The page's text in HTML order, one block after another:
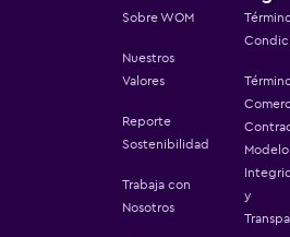
experiencia iPhone.
Sobre WOM
Nuestros
Valores
Reporte
Sostenibilidad
Trabaja con
Nosotros
y